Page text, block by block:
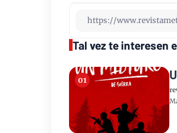
Tal vez te interesen